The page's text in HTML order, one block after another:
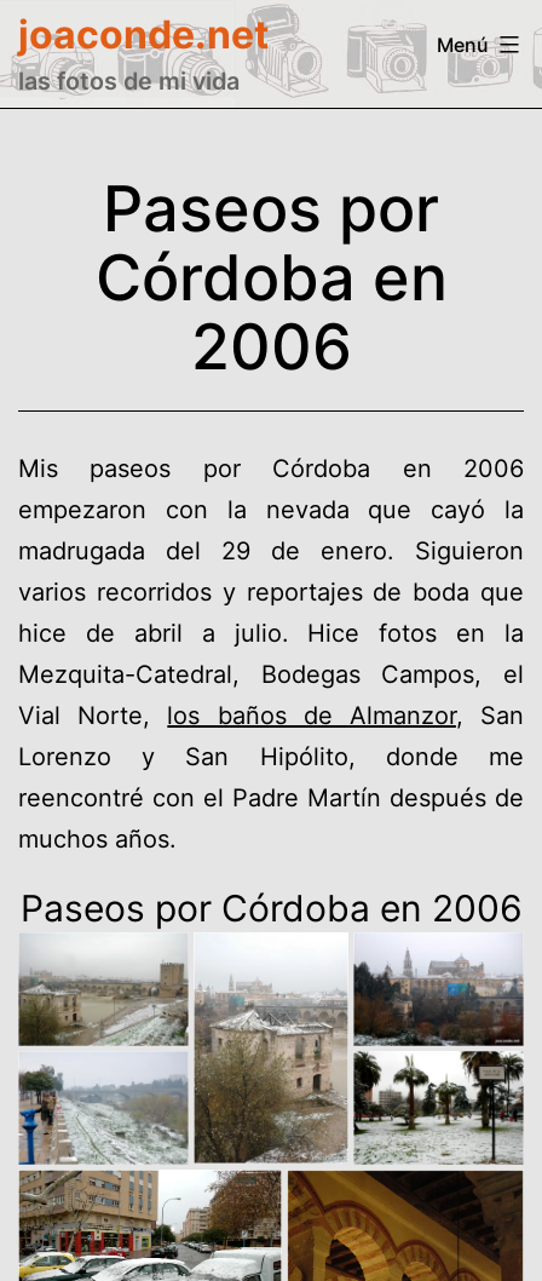
Saltar
al
contenido
joaconde.net
las fotos de mi vida
Menú
Paseos por
Córdoba en
2006
Mis paseos por Córdoba en 2006
empezaron con la nevada que cayó la
madrugada del 29 de enero. Siguieron
varios recorridos y reportajes de boda que
hice de abril a julio. Hice fotos en la
Mezquita-Catedral, Bodegas Campos, el
Vial Norte, los baños de Almanzor, San
Lorenzo y San Hipólito, donde me
reencontré con el Padre Martín después de
muchos años.
Paseos por Córdoba en 2006